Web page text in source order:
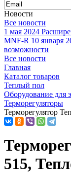
Новости
Все новости
1 мая 2024
MNF-R 10 января
возможности
Все новости
Главная
Каталог товаров
Теплый пол
Оборудование для
Терморегуляторы
Терморегулятор
515,